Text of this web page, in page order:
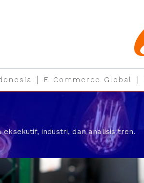
E-Commerce Global
industri, dan analisis tren.